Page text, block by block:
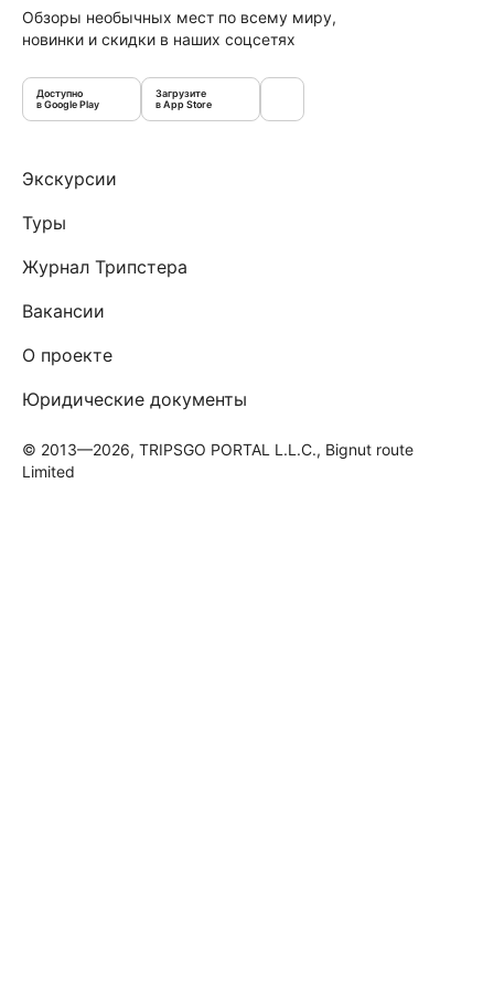
Обзоры необычных мест по всему миру,
новинки и скидки в наших соцсетях
Доступно
в Google Play
Загрузите
в App Store
Экскурсии
Туры
Журнал Трипстера
Вакансии
О проекте
Юридические документы
© 2013—2026, TRIPSGO PORTAL L.L.C., Bignut route
Limited